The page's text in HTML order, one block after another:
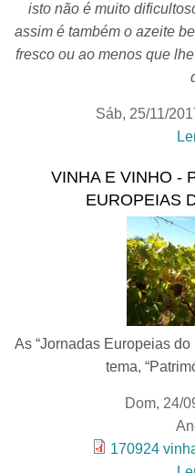
isto não é muito
assim é também o azeite
fresco ou ao menos que
Sáb, 25/11/
VINHA E VINHO -
EUROPEIAS
As “Jornadas Europeias
tema,
Dom, 24/
170924